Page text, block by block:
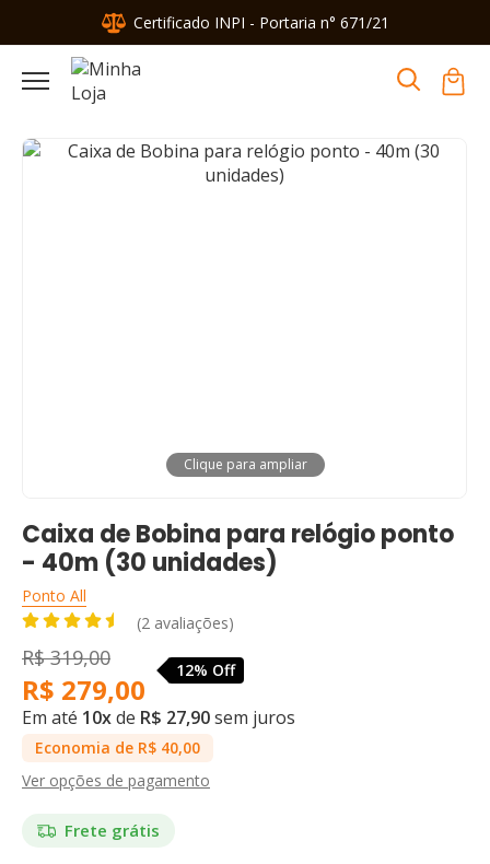
Certificado INPI - Portaria n° 671/21
Clique para ampliar
Caixa de Bobina para relógio ponto
- 40m (30 unidades)
Ponto All
(2 avaliações)
R$ 319,00
R$ 279,00
12% Off
Em até 10xde R$ 27,90sem juros
Economia de R$ 40,00
Ver opções de pagamento
Frete grátis